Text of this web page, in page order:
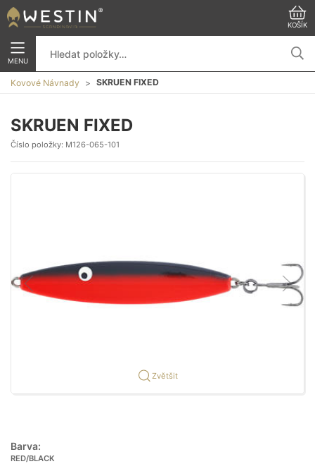
KOŠÍK
MENU
Kovové Návnady SKRUEN FIXED
SKRUEN FIXED
Číslo položky: M126-065-101
Zvětšit
Barva:
RED/BLACK